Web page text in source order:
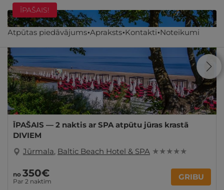
Atpūtas piedāvājums Apraksts Kontakti Noteikumi
ĪPAŠAIS!
ĪPAŠAIS — 2 naktis ar SPA atpūtu jūras krastā
DIVIEM
Jūrmala, Baltic Beach Hotel & SPA ★ ★ ★ ★ ★
no 350€
Par 2 naktīm GRIBU